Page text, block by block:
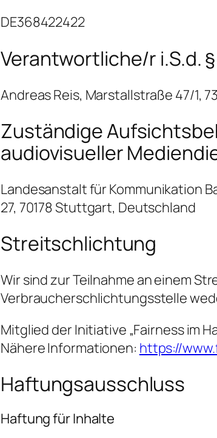
DE368422422
Verantwortliche/r i.S.d. §
Andreas Reis, Marstallstraße 47/1,
Zuständige
audiovisueller
Landesanstalt für Kommunikation
27, 70178 Stuttgart, Deutschland
Streitschlichtung
Wir sind zur Teilnahme an einem
Verbraucherschlichtungsstelle
Mitglied der Initiative „Fairness im
Nähere Informationen: https://
Haftungsausschluss
Haftung für Inhalte